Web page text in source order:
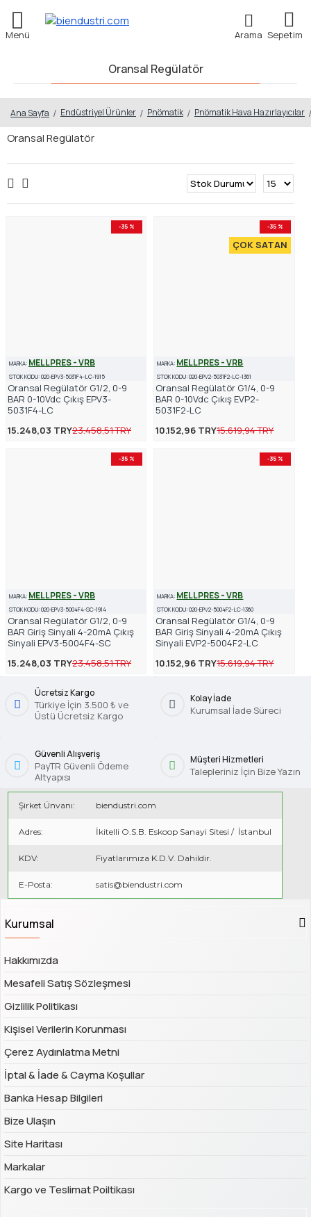
Ana Sayfa Endüstriyel Ürünler Pnömatik Pnömatik Hava Hazırlayıcılar
Oransal Regülatör
Oransal Regülatör
-35 %
MARKA: MELLPRES - VRB
STOK KODU:020-EPV3-5031F4-LC-1915
Oransal Regülatör G1/2, 0-9
BAR 0-10Vdc Çıkış EPV3-
5031F4-LC
15.248,03 TRY23.458,51 TRY
ÇOK SATAN
-35 %
MARKA: MELLPRES - VRB
STOK KODU: 020-EPV2-5031F2-LC-1361
Oransal Regülatör G1/4, 0-9
BAR 0-10Vdc Çıkış EVP2-
5031F2-LC
10.152,96 TRY15.619,94 TRY
-35 %
MARKA: MELLPRES - VRB
STOK KODU:020-EPV3-5004F4-SC-1914
Oransal Regülatör G1/2, 0-9
BAR Giriş Sinyali 4-20mA Çıkış
Sinyali EPV3-5004F4-SC
15.248,03 TRY23.458,51 TRY
-35 %
MARKA: MELLPRES - VRB
STOK KODU: 020-EPV2-5004F2-LC-1360
Oransal Regülatör G1/4, 0-9
BAR Giriş Sinyali 4-20mA Çıkış
Sinyali EVP2-5004F2-LC
10.152,96 TRY15.619,94 TRY
Ücretsiz Kargo
Türkiye İçin 3.500 ₺ ve
Üstü Ücretsiz Kargo
Kolay İade
Kurumsal İade Süreci
Güvenli Alışveriş
PayTR Güvenli Ödeme
Altyapısı
Müşteri Hizmetleri
Talepleriniz İçin Bize Yazın
Şirket Ünvanı: biendustri.com
Adres: İkitelli O.S.B. Eskoop Sanayi Sitesi / İstanbul
KDV: Fiyatlarımıza K.D.V. Dahildir.
E-Posta: satis@biendustri.com
Kurumsal
Hakkımızda
Mesafeli Satış Sözleşmesi
Gizlilik Politikası
Kişisel Verilerin Korunması
Çerez Aydınlatma Metni
İptal & İade & Cayma Koşullar
Banka Hesap Bilgileri
Bize Ulaşın
Site Haritası
Markalar
Kargo ve Teslimat Poiltikası